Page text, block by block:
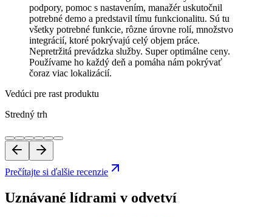
podpory, pomoc s nastavením, manažér uskutočnil
potrebné demo a predstavil tímu funkcionalitu. Sú tu
všetky potrebné funkcie, rôzne úrovne rolí, množstvo
integrácií, ktoré pokrývajú celý objem práce.
Nepretržitá prevádzka služby. Super optimálne ceny.
Používame ho každý deň a pomáha nám pokrývať
čoraz viac lokalizácií.
Vedúci pre rast produktu
Stredný trh
Prečítajte si ďalšie recenzie
Uznávané lídrami v odvetví